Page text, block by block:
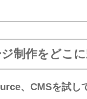
制作をどこ
、CMSを試し